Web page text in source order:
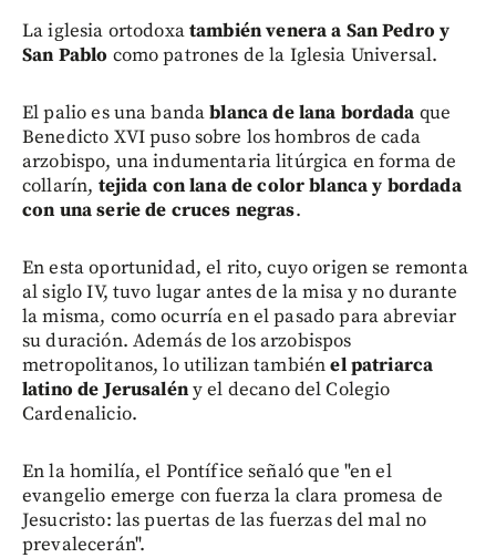
La iglesia ortodoxatambién venera a San Pedro y
San Pablo como patrones de la Iglesia Universal.
El palio es una bandablanca de lana bordada que
Benedicto XVI puso sobre los hombros de cada
arzobispo, una indumentaria litúrgica en forma de
collarín, tejida con lana de color blanca y bordada
con una serie de cruces negras.
En esta oportunidad, el rito, cuyo origen se remonta
al siglo IV, tuvo lugar antes de la misa y no durante
la misma, como ocurría en el pasado para abreviar
su duración. Además de los arzobispos
metropolitanos, lo utilizan tambiénel patriarca
latino de Jerusalény el decano del Colegio
Cardenalicio.
En la homilía, el Pontífice señaló que "en el
evangelio emerge con fuerza la clara promesa de
Jesucristo: las puertas de las fuerzas del mal no
prevalecerán".